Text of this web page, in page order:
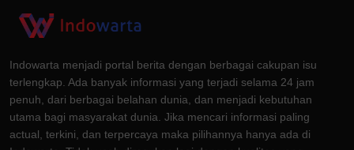
Indowarta menjadi portal berita dengan berbagai cakupan isu
terlengkap. Ada banyak informasi yang terjadi selama 24 jam
penuh, dari berbagai belahan dunia, dan menjadi kebutuhan
utama bagi masyarakat dunia. Jika mencari informasi paling
actual, terkini, dan terpercaya maka pilihannya hanya ada di